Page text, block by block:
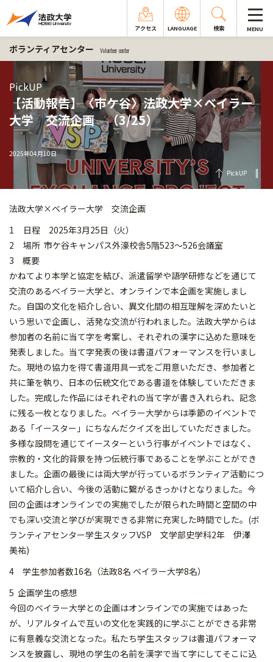
アクセス LANGUAGE 検索 MENU
ボランティアセンター Volunteer center
PickUP
【活動報告】〈市ケ谷〉法政大学×ベイラー
大学 交流企画 （3/25）
2025年04月10日
PickUP
法政大学×ベイラー大学 交流企画
1 日程 2025年3月25日（火）
2 場所 市ケ谷キャンパス外濠校舎5階523～526会議室
3 概要
かねてより本学と協定を結び、派遣留学や語学研修などを通じて
交流のあるベイラー大学と、オンラインで本企画を実施しまし
た。自国の文化を紹介し合い、異文化間の相互理解を深めたいと
いう思いで企画し、活発な交流が行われました。法政大学からは
参加者の名前に当て字を考案し、それぞれの漢字に込めた意味を
発表しました。当て字発表の後は書道パフォーマンスを行いまし
た。現地の協力を得て書道用具一式をご用意いただき、参加者と
共に筆を執り、日本の伝統文化である書道を体験していただきま
した。完成した作品にはそれぞれの当て字が書き入れられ、記念
に残る一枚となりました。ベイラー大学からは季節のイベントで
ある「イースター」にちなんだクイズを出していただきました。
多様な設問を通じてイースターという行事がイベントではなく、
宗教的・文化的背景を持つ伝統行事であることを学ぶことができ
ました。企画の最後には両大学が行っているボランティア活動につ
いて紹介し合い、今後の活動に繋がるきっかけとなりました。今
回の企画はオンラインでの実施でしたが限られた時間と空間の中
でも深い交流と学びが実現できる非常に充実した時間でした。(ボ
ランティアセンター学生スタッフVSP 文学部史学科2年 伊澤
美祐)
4 学生参加者数16名（法政8名 ベイラー大学8名）
5 企画学生の感想
今回のベイラー大学との企画はオンラインでの実施ではあった
が、リアルタイムで互いの文化を実践的に学ぶことができる非常
に有意義な交流となった。私たち学生スタッフは書道パフォーマ
ンスを披露し、現地の学生の名前を漢字で当て字にしてそこに込